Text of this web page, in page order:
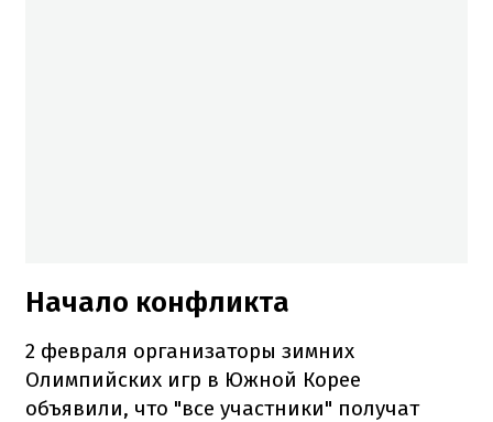
Начало конфликта
2 февраля организаторы зимних
Олимпийских игр в Южной Корее
объявили, что "все участники" получат